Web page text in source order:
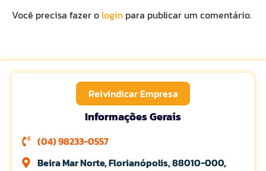
Você precisa fazer o login para publicar um comentário.
Reivindicar Empresa
Informações Gerais
(04) 98233-0557
Beira Mar Norte, Florianópolis, 88010-000,